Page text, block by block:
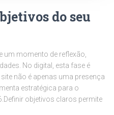
do seu
um momento de reflexão,
No digital, esta fase é
não é apenas uma presença
estratégica para o
objetivos claros permite